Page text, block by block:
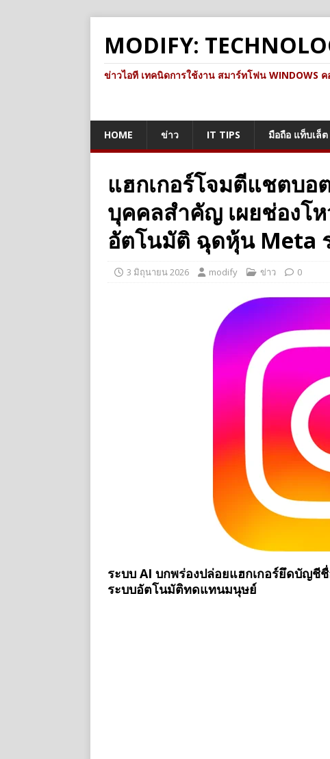
MODIFY:
ข่าวไอที เทคนิดการใช้งาน สมาร์ทโฟน WINDOWS ค
HOME ข่าว IT TIPS มือถือ แท็บเล็ต
แฮกเกอร์โจมตีแชตบ
บุคคลสำคัญ เผยช่องโ
อัตโนมัติ ฉุดหุ้น Meta
3 มิถุนายน 2026 modify ข่าว 0
ระบบ AI บกพร่องปล่อยแฮกเกอร์ยึดบัญชี
ระบบอัตโนมัติทดแทนมนุษย์